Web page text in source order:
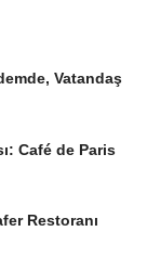
Vatandaş
Café de Paris
Restoranı